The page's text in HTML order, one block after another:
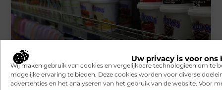
Uw privacy is voor
Wij maken gebruik van cookies en vergelijkbare technologieën om te
mogelijke ervaring te bieden. Deze cookies worden voor diverse
advertenties en het analyseren van het gebruik van de website. Voor
Jouw favoriete Hollandse en Belgische producten wereldwijd